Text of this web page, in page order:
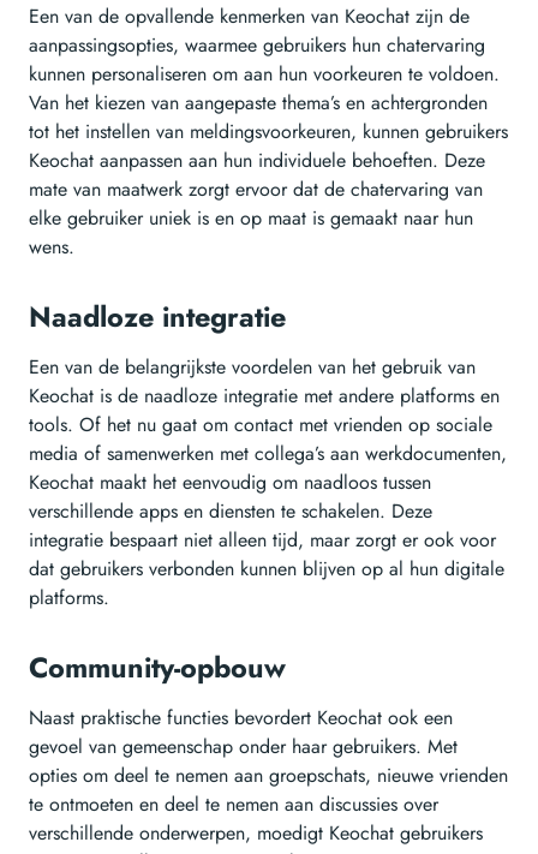
Een van de opvallende kenmerken van Keochat zijn de
aanpassingsopties, waarmee gebruikers hun chatervaring
kunnen personaliseren om aan hun voorkeuren te voldoen.
Van het kiezen van aangepaste thema’s en achtergronden
tot het instellen van meldingsvoorkeuren, kunnen gebruikers
Keochat aanpassen aan hun individuele behoeften. Deze
mate van maatwerk zorgt ervoor dat de chatervaring van
elke gebruiker uniek is en op maat is gemaakt naar hun
wens.
Naadloze integratie
Een van de belangrijkste voordelen van het gebruik van
Keochat is de naadloze integratie met andere platforms en
tools. Of het nu gaat om contact met vrienden op sociale
media of samenwerken met collega’s aan werkdocumenten,
Keochat maakt het eenvoudig om naadloos tussen
verschillende apps en diensten te schakelen. Deze
integratie bespaart niet alleen tijd, maar zorgt er ook voor
dat gebruikers verbonden kunnen blijven op al hun digitale
platforms.
Community-opbouw
Naast praktische functies bevordert Keochat ook een
gevoel van gemeenschap onder haar gebruikers. Met
opties om deel te nemen aan groepschats, nieuwe vrienden
te ontmoeten en deel te nemen aan discussies over
verschillende onderwerpen, moedigt Keochat gebruikers